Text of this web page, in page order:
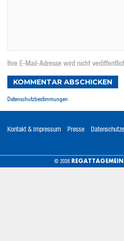
Ihre E-Mail-Adresse wird nicht
KOMMENTAR ABSCHICKEN
Datenschutzbestimmungen
Kontakt & Impressum Presse
© 2026